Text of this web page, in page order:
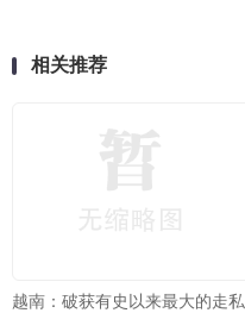
相关推荐
越南：破获有史以来最大的走私